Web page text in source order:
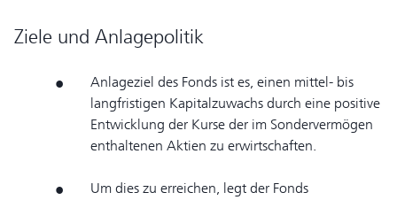
Ziele und Anlagepolitik
Anlageziel des Fonds ist es, einen mittel- bis
langfristigen Kapitalzuwachs durch eine positive
Entwicklung der Kurse der im Sondervermögen
enthaltenen Aktien zu erwirtschaften.
Um dies zu erreichen, legt der Fonds